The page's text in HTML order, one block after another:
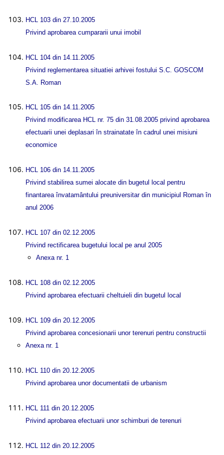
HCL 103 din 27.10.2005
Privind aprobarea cumpararii unui imobil
HCL 104 din 14.11.2005
Privind reglementarea situatiei arhivei fostului S.C. GOSCOM
S.A. Roman
HCL 105 din 14.11.2005
Privind modificarea HCL nr. 75 din 31.08.2005 privind aprobarea
efectuarii unei deplasari în strainatate în cadrul unei misiuni
economice
HCL 106 din 14.11.2005
Privind stabilirea sumei alocate din bugetul local pentru
finantarea învatamântului preuniversitar din municipiul Roman în
anul 2006
HCL 107 din 02.12.2005
Privind rectificarea bugetului local pe anul 2005
Anexa nr. 1
HCL 108 din 02.12.2005
Privind aprobarea efectuarii cheltuieli din bugetul local
HCL 109 din 20.12.2005
Privind aprobarea concesionarii unor terenuri pentru constructii
Anexa nr. 1
HCL 110 din 20.12.2005
Privind aprobarea unor documentatii de urbanism
HCL 111 din 20.12.2005
Privind aprobarea efectuarii unor schimburi de terenuri
HCL 112 din 20.12.2005